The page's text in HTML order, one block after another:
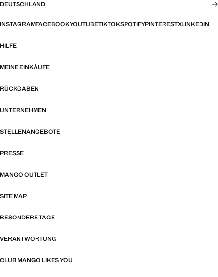
DEUTSCHLAND
INSTAGRAMFACEBOOKYOUTUBETIKTOKSPOTIFYPINTERESTXLINKEDIN
HILFE
MEINE EINKÄUFE
RÜCKGABEN
UNTERNEHMEN
STELLENANGEBOTE
PRESSE
MANGO OUTLET
SITE MAP
BESONDERE TAGE
VERANTWORTUNG
CLUB MANGO LIKES YOU